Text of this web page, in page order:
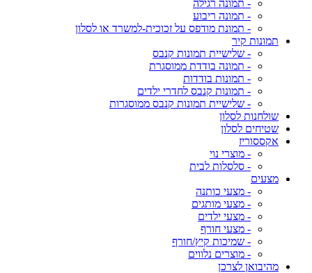
- תמונה רגילה
- תמונה ריבוע
- תמונת מודפס על זכוכית-למשרד או לסלון
תמונות קיר
- שלישיית תמונות קנבס
- תמונה בודדת ממוסגרת
- תמונות בודדות
- תמונות קנבס לחדרי ילדים
- שלישיית תמונות קנבס ממוסגרות
שולחנות לסלון
שטיחים לסלון
אקססוריז
- מוצרי נוי
- סלסלות לבית
מצעים
- מצעי כותנה
- מצעי מותגים
- מצעי ילדים
- מצעי חורף
- שמיכות קיץ/חורף
- מוצרים נלווים
מהיבואן לצרכן